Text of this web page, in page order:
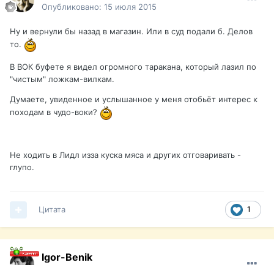
Опубликовано: 15 июля 2015
Ну и вернули бы назад в магазин. Или в суд подали б. Делов
то.
В ВОК буфете я видел огромного таракана, который лазил по
"чистым" ложкам-вилкам.
Думаете, увиденное и услышанное у меня отобьёт интерес к
походам в чудо-воки?
Не ходить в Лидл изза куска мяса и других отговаривать -
глупо.
1
Цитата
Igor-Benik